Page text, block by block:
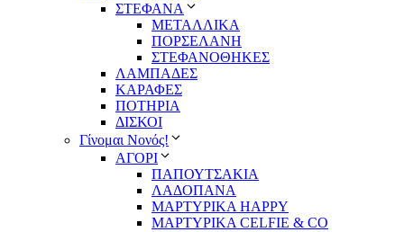
ΣΤΕΦΑΝΑ
ΜΕΤΑΛΛΙΚΑ
ΠΟΡΣΕΛΑΝΗ
ΣΤΕΦΑΝΟΘΗΚΕΣ
ΛΑΜΠΑΔΕΣ
ΚΑΡΑΦΕΣ
ΠΟΤΗΡΙΑ
ΔΙΣΚΟΙ
Γίνομαι Νονός!
ΑΓΟΡΙ
ΠΑΠΟΥΤΣΑΚΙΑ
ΛΑΔΟΠΑΝΑ
ΜΑΡΤΥΡΙΚΑ HAPPY
ΜΑΡΤΥΡΙΚΑ CELFIE & CO